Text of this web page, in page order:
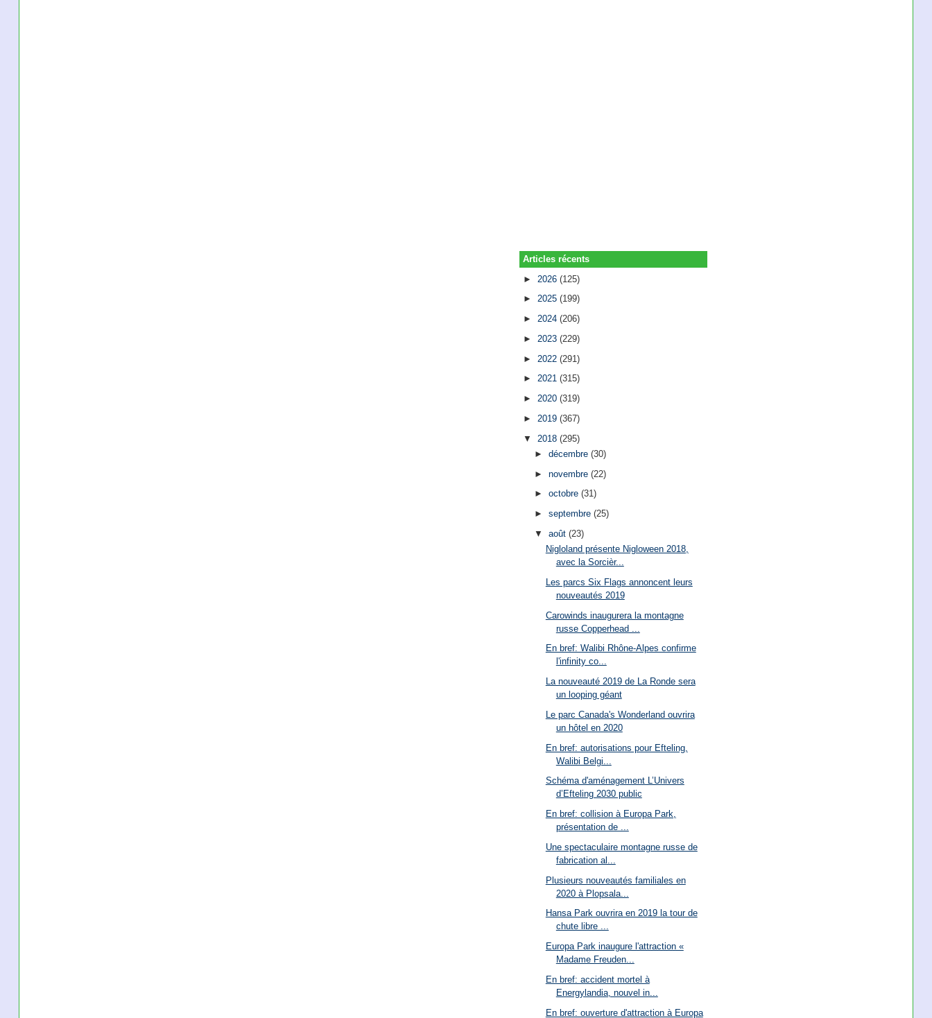
Articles récents
► 2026(125)
►2025(199)
►2024(206)
► 2023(229)
► 2022(291)
►2021(315)
►2020(319)
► 2019(367)
▼ 2018(295)
► décembre (30)
► novembre (22)
► octobre (31)
► septembre (25)
▼ août (23)
Nigloland présente Nigloween 2018,
avec la Sorcièr...
Les parcs Six Flags annoncent leurs
nouveautés 2019
Carowinds inaugurera la montagne
russe Copperhead ...
En bref: Walibi Rhône-Alpes confirme
l'infinity co...
La nouveauté 2019 de La Ronde sera
un looping géant
Le parc Canada's Wonderland ouvrira
un hôtel en 2020
En bref: autorisations pour Efteling,
Walibi Belgi...
Schéma d'aménagement L’Univers
d’Efteling 2030 public
En bref: collision à Europa Park,
présentation de ...
Une spectaculaire montagne russe de
fabrication al...
Plusieurs nouveautés familiales en
2020 à Plopsala...
Hansa Park ouvrira en 2019 la tour de
chute libre ...
Europa Park inaugure l'attraction «
Madame Freuden...
En bref: accident mortel à
Energylandia, nouvel in...
En bref: ouverture d'attraction à Europa